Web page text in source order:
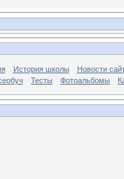
История школы
Новости
Тесты Фотоальбомы